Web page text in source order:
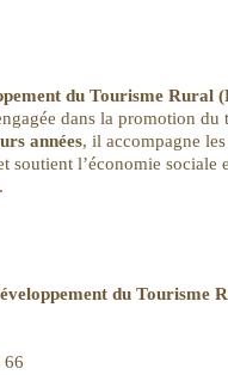
du Tourisme Rural
dans la promotion du
années, il accompagne
soutient l’économie sociale
du Tourisme
66